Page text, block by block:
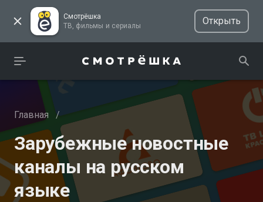
Смотрёшка
ТВ, фильмы и сериалы
Открыть
Главная /
Зарубежные новостные
каналы на русском
языке